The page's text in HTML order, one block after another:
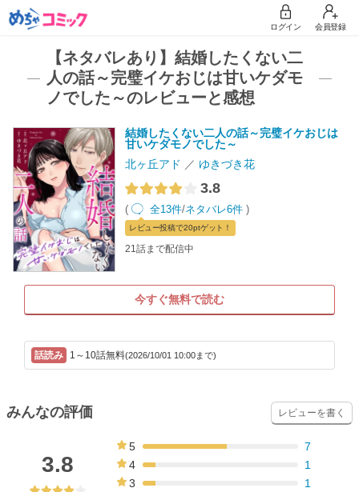
ログイン 会員登録
【ネタバレあり】結婚したくない二
人の話～完璧イケおじは甘いケダモ
ノでした～のレビューと感想
結婚したくない二人の話～完璧イケおじは
甘いケダモノでした～
北ヶ丘アド
ゆきづき花
3.8
( 全13件/ネタバレ6件 )
レビュー投稿で20ptゲット！
21話まで配信中
今すぐ無料で読む
1～10話無料(2026/10/01 10:00まで)
みんなの評価 レビューを書く
3.8
5
7
4
1
3
1